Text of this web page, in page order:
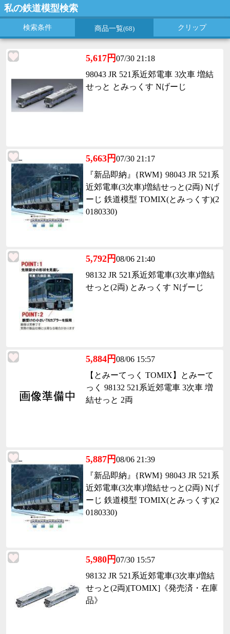
私の鉄道模型検索
検索条件 商品一覧(68) クリップ
5,617円07/30 21:18
98043 JR 521系近郊電車 3次車 増結
せっと とみっくす Nげーじ
5,663円07/30 21:17
『新品即納』{RWM} 98043 JR 521系
近郊電車(3次車)増結せっと(2両) Nげ
ーじ 鉄道模型 TOMIX(とみっくす)(2
0180330)
5,792円08/06 21:40
98132 JR 521系近郊電車(3次車)増結
せっと(2両) とみっくす Nげーじ
5,884円08/06 15:57
【とみーてっく TOMIX】とみーて
っく 98132 521系近郊電車 3次車 増
結せっと 2両
5,887円08/06 21:39
『新品即納』{RWM} 98043 JR 521系
近郊電車(3次車)増結せっと(2両) Nげ
ーじ 鉄道模型 TOMIX(とみっくす)(2
0180330)
5,980円07/30 15:57
98132 JR 521系近郊電車(3次車)増結
せっと(2両)[TOMIX]《発売済・在庫
品》